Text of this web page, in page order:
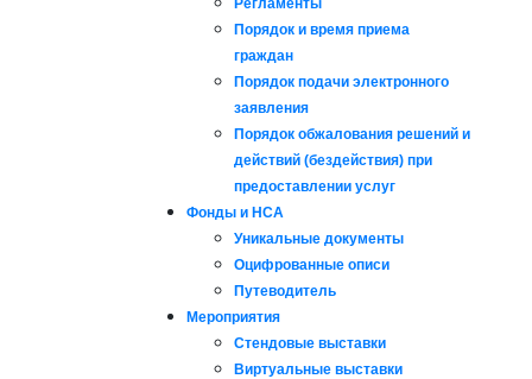
Регламенты
Порядок и время приема
граждан
Порядок подачи электронного
заявления
Порядок обжалования решений и
действий (бездействия) при
предоставлении услуг
Фонды и НСА
Уникальные документы
Оцифрованные описи
Путеводитель
Мероприятия
Стендовые выставки
Виртуальные выставки